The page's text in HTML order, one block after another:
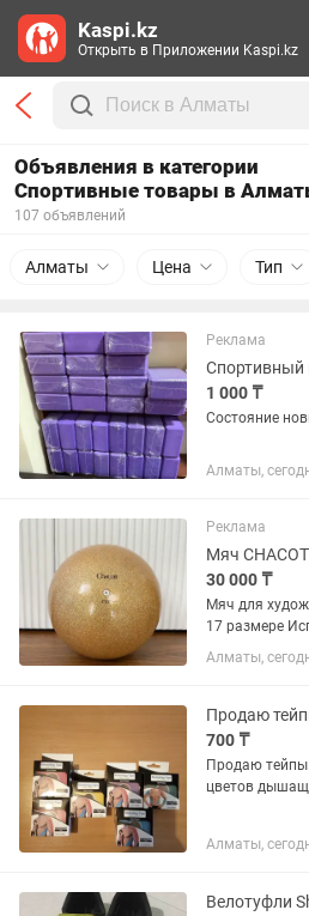
Объявления в категории
Спортивные товары в
107 объявлений
Алматы Цена Тип
Реклама
Спортивный
1 000 ₸
Состояние
Алматы,
Реклама
Мяч
30 000 ₸
Мяч для
17 размере Использовался только для
Алматы,
700 ₸
Продаю тейпы
цветов
Алматы,
Велотуфли
Kaspi.kz
Открыть в Приложении Kaspi.kz